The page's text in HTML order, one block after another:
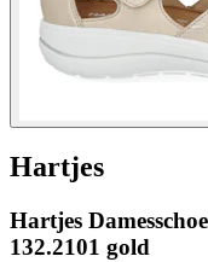
Hartjes
Hartjes
132.2101 gold